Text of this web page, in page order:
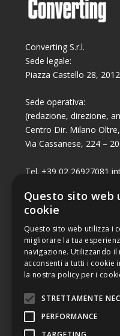
Converting S.r.l.
Sede legale:
Piazza Castello 28,
Sede operativa:
(redazione, direzione,
Centro Dir. Milano
Via Cassanese, 224 –
Tel. +39 02 26927081
Tel. +39 02 26927081
Fax +39 02 26951006
Capitale sociale di Euro
delle Imprese di Milano,
iscritta al Repertorio
2091710. È vietata la
qualsiasi mezzo, compresa
Questo sito web
cookie
Questo sito web utilizza i
migliorare la tua
navigazione. Utilizzando
acconsenti a tutti i cookie
la nostra policy per i
STRETTAMENTE
PERFORMANCE